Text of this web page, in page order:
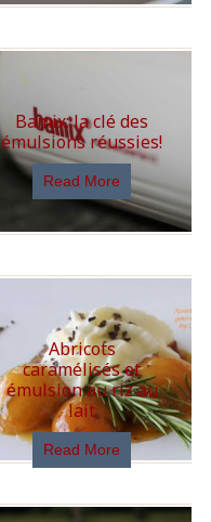
Bamix: la clé des
émulsions réussies!
Read More
Abricots
caramélisés et
émulsion au riz au
lait
Read More